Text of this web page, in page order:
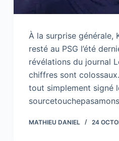
À la surprise générale,
resté au PSG l’été
révélations du journal
chiffres sont
tout simplement signé
MATHIEU DANIEL 24